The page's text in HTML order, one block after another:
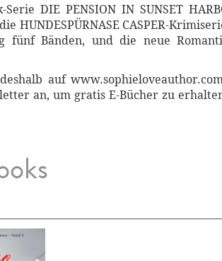
DIE PENSION IN SUNSET
HUNDESPÜRNASE CASPER-
fünf Bänden, und die neue
auf
an, um gratis E-Bücher zu